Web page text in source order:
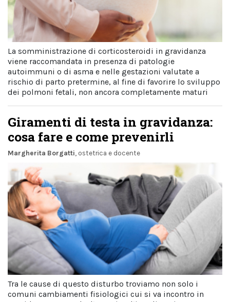
La somministrazione di corticosteroidi in gravidanza
viene raccomandata in presenza di patologie
autoimmuni o di asma e nelle gestazioni valutate a
rischio di parto pretermine, al fine di favorire lo sviluppo
dei polmoni fetali, non ancora completamente maturi
Giramenti di testa in gravidanza:
cosa fare e come prevenirli
Margherita Borgatti , ostetrica e docente
Tra le cause di questo disturbo troviamo non solo i
comuni cambiamenti fisiologici cui si va incontro in